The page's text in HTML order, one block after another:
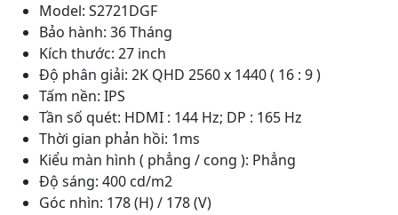
Model: S2721DGF
Bảo hành: 36 Tháng
Kích thước: 27 inch
Độ phân giải: 2K QHD 2560 x 1440 ( 16 : 9 )
Tấm nền: IPS
Tần số quét: HDMI : 144 Hz; DP : 165 Hz
Thời gian phản hồi: 1ms
Kiểu màn hình ( phẳng / cong ): Phẳng
Độ sáng: 400 cd/m2
Góc nhìn: 178 (H) / 178 (V)